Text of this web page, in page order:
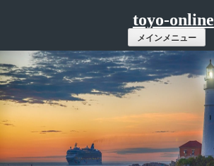
ツ
へ
ス
キ
ッ
プ
toyo-online
メインメニュー